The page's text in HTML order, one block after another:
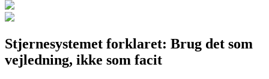
Stjernesystemet forklaret: Brug det som
vejledning, ikke som facit